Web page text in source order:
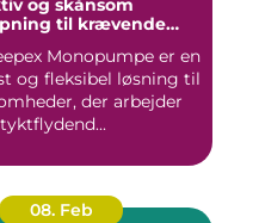
og skånsom
til krævende
Monopumpe er en
og fleksibel løsning til
der arbejder
08. Feb